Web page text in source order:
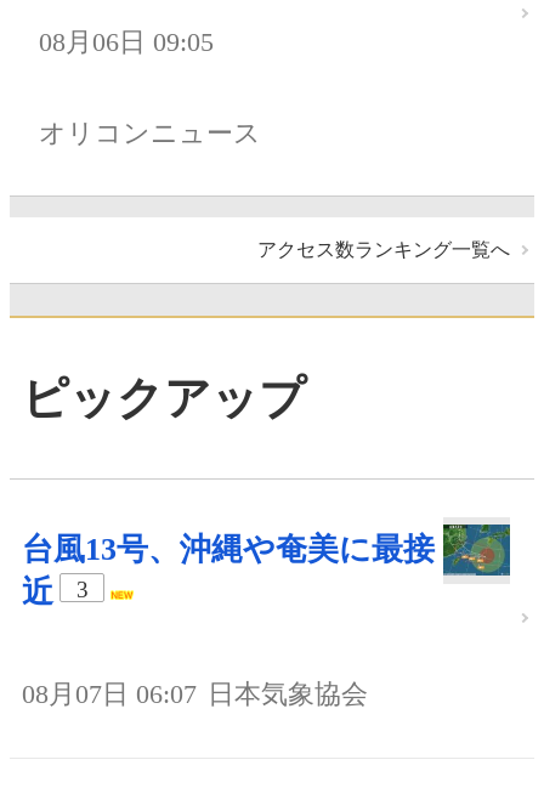
08月06日 09:05
オリコンニュース
アクセス数ランキング一覧へ
ピックアップ
台風13号、沖縄や奄美に最接
近
3
08月07日 06:07 日本気象協会